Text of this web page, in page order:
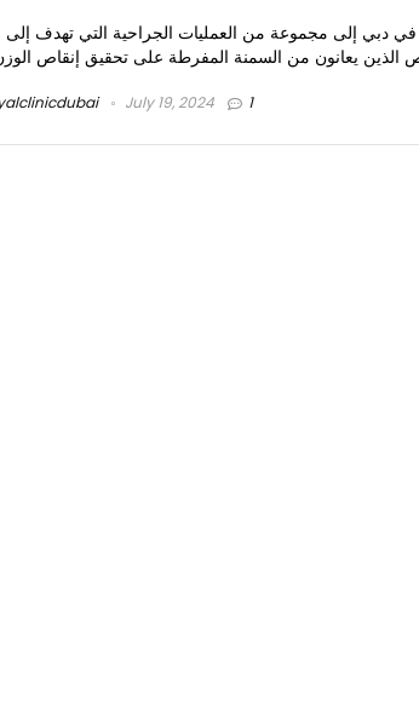
في دبي إلى مجموعة من العمليات الجراحية التي تهدف
July 19, 2024 1